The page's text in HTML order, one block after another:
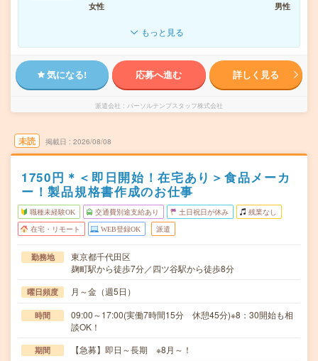
女性
男性
もっと見る
気になる! 応募へ進む 詳しく見る
派遣会社 パーソルテンプスタッフ株式会社
未読 掲載日 2026/08/08
1750円＊＜即日開始！在宅あり＞食品メーカ
ー！製品規格書作成のお仕事
職種未経験OK 交通費別途支給あり 土日祝日が休み 残業なし
在宅・リモート WEB登録OK 派遣
勤務地
東京都千代田区
麹町駅から徒歩7分／四ツ谷駅から徒歩8分
曜日頻度 月～金（週5日）
時間
09:00～17:00(実働7時間15分 休憩45分)※8：30開始も相
談OK！
期間 【急募】即日～長期 ※8月～！